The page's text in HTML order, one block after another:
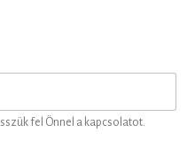
fel Önnel a kapcsolatot.